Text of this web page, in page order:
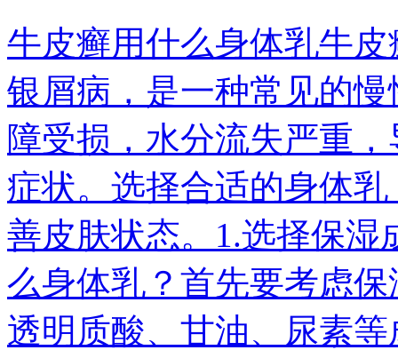
牛皮癣用什么身体乳牛
银屑病，是一种常见的
障受损，水分流失严重
症状。选择合适的身体
善皮肤状态。1.选择保湿
么身体乳？首先要考虑
透明质酸、甘油、尿素